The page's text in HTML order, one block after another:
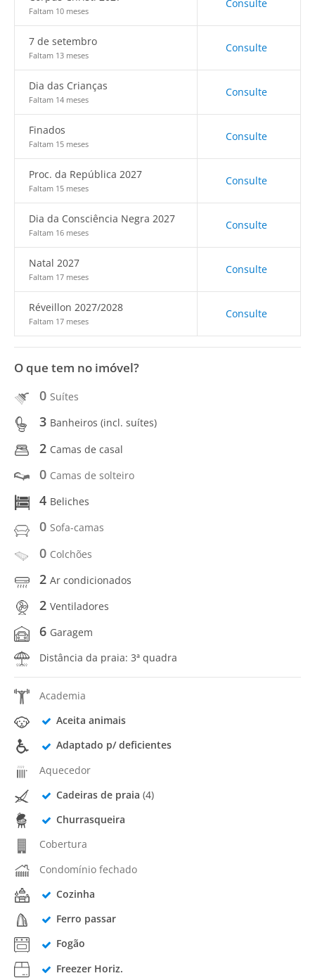
Faltam 10 meses
Consulte
7 de setembro
Faltam 13 meses
Consulte
Dia das Crianças
Faltam 14 meses
Consulte
Finados
Faltam 15 meses
Consulte
Proc. da República 2027
Faltam 15 meses
Consulte
Dia da Consciência Negra 2027
Faltam 16 meses
Consulte
Natal 2027
Faltam 17 meses
Consulte
Réveillon 2027/2028
Faltam 17 meses
Consulte
O que tem no imóvel?
0 Suítes
3 Banheiros (incl. suítes)
2 Camas de casal
0 Camas de solteiro
4 Beliches
0 Sofa-camas
0 Colchões
2 Ar condicionados
2 Ventiladores
6 Garagem
Distância da praia: 3ª quadra
Academia
Aceita animais
Adaptado p/ deficientes
Aquecedor
Cadeiras de praia (4)
Churrasqueira
Cobertura
Condomínio fechado
Cozinha
Ferro passar
Fogão
Freezer Horiz.